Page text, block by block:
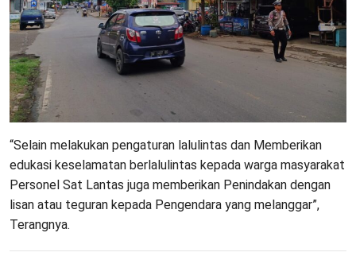
“Selain melakukan pengaturan lalulintas dan Memberikan
edukasi keselamatan berlalulintas kepada warga masyarakat
Personel Sat Lantas juga memberikan Penindakan dengan
lisan atau teguran kepada Pengendara yang melanggar”,
Terangnya.